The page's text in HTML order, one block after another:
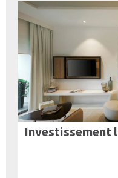
Investissement